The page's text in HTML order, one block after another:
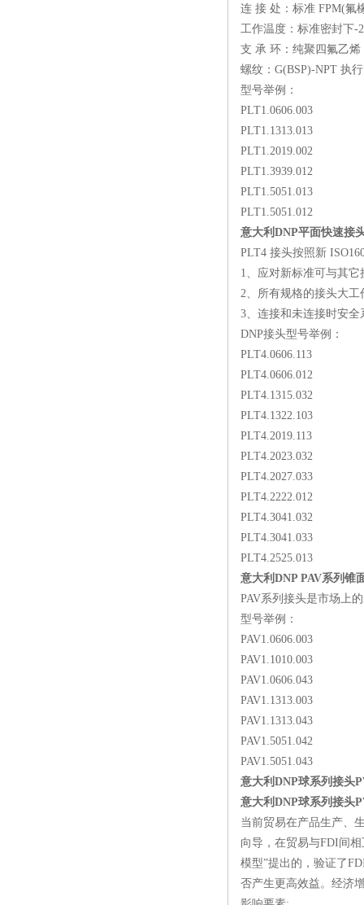
连 接 处：标准 FPM(氟
工作温度：标准密封下
支 承 环：纯聚四氟乙烯
螺纹：G(BSP)-NPT 执
型号举例：
PLT1.0606.003
PLT1.1313.013
PLT1.2019.002
PLT1.3939.012
PLT1.5051.013
PLT1.5051.012
意大利DNP平面快速接
PLT4 接头按照新
1、应对新标准可与其它
2、所有规格的接头大工
3、连接和未连接时安全
DNP接头型号举例：
PLT4.0606.113
PLT4.0606.012
PLT4.1315.032
PLT4.1322.103
PLT4.2019.113
PLT4.2023.032
PLT4.2027.033
PLT4.2222.012
PLT4.3041.032
PLT4.3041.033
PLT4.2525.013
意大利DNP PAV系列锥
PAV系列接头是市场上
型号举例：
PAV1.0606.003
PAV1.1010.003
PAV1.0606.043
PAV1.1313.003
PAV1.1313.043
PAV1.5051.042
PAV1.5051.043
意大利DNP球系列接头
意大利DNP球系列接头
当前贸易在产品生产、
向导，在贸易与FDI间
模型”提出的，验证了
否产生更高效益。经济